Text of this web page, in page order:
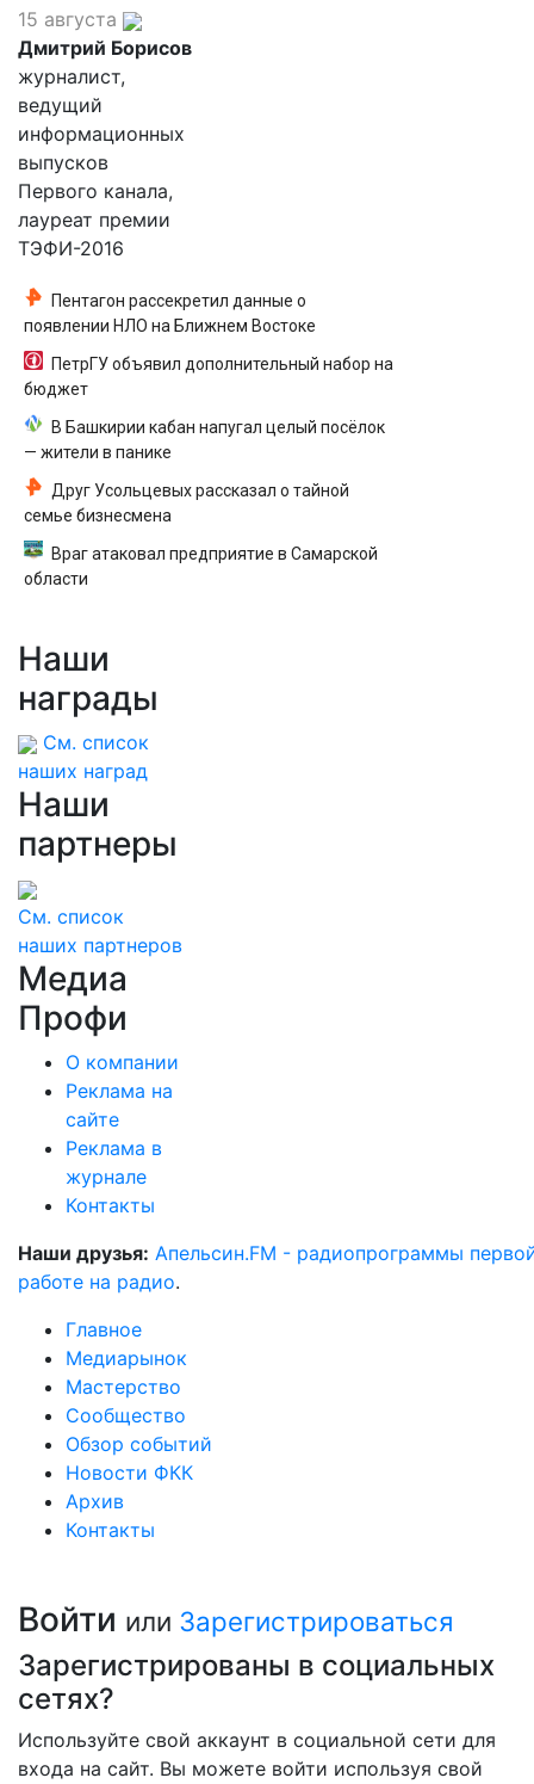
15 августа
Дмитрий Борисов
журналист,
ведущий
информационных
выпусков
Первого канала,
лауреат премии
ТЭФИ-2016
Пентагон рассекретил данные о
появлении НЛО на Ближнем Востоке
ПетрГУ объявил дополнительный набор на
бюджет
В Башкирии кабан напугал целый посёлок
— жители в панике
Друг Усольцевых рассказал о тайной
семье бизнесмена
Враг атаковал предприятие в Самарской
области
Наши
награды
См. список
наших наград
Наши
партнеры
См. список
наших партнеров
Медиа
Профи
О компании
Реклама на
сайте
Реклама в
журнале
Контакты
Наши друзья: Апельсин.FM - радиопрограммы
работе на радио.
Главное
Медиарынок
Мастерство
Сообщество
Обзор событий
Новости ФКК
Архив
Контакты
Войти или Зарегистрироваться
Зарегистрированы в социальных
сетях?
Используйте свой аккаунт в социальной сети для
входа на сайт. Вы можете войти используя свой